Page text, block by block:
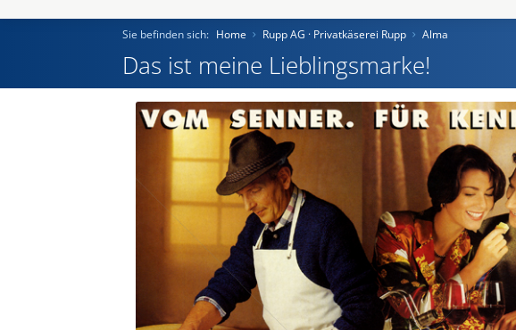
Home
Einst und Heute
Marken
Konzerne
Epoche
Sie befinden sich: Home Rupp AG · Privatkäserei Rupp Alma
Das ist meine Lieblingsmarke!